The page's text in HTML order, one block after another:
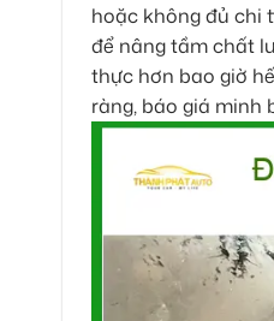
hoặc không đủ chi
để nâng tầm chất
thực hơn bao giờ
ràng, báo giá minh